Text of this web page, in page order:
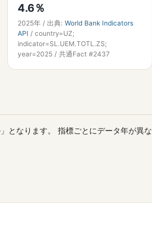
4.6％
2025年 / 出典: World Bank Indicators
API / country=UZ;
indicator=SL.UEM.TOTL.ZS;
year=2025 / 共通Fact #2437
となります。 指標ごとにデータ年が異な